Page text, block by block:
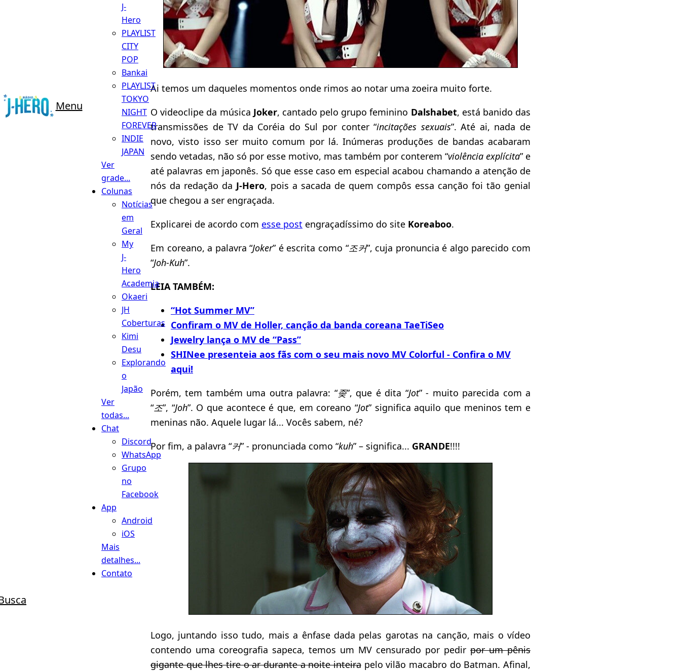
Menu
J-
Hero
PLAYLIST
CITY
POP
Bankai
PLAYLIST
TOKYO
NIGHT
FOREVER
INDIE
JAPAN
Ver
grade...
Colunas
Notícias
em
Geral
My
J-
Hero
Academia
Okaeri
JH
Coberturas
Kimi
Desu
Explorando
o
Japão
Ver
todas...
Chat
Discord
WhatsApp
Grupo
no
Facebook
App
Android
iOS
Mais
detalhes...
Contato
Ai temos um daqueles momentos onde rimos ao notar uma zoeira muito forte.
O videoclipe da música Joker, cantado pelo grupo feminino Dalshabet, está banido das
transmissões de TV da Coréia do Sul por conter “incitações sexuais”. Até ai, nada de
novo, visto isso ser muito comum por lá. Inúmeras produções de bandas acabaram
sendo vetadas, não só por esse motivo, mas também por conterem “violência explícita” e
até palavras em japonês. Só que esse caso em especial acabou chamando a atenção de
nós da redação da J-Hero, pois a sacada de quem compôs essa canção foi tão genial
que chegou a ser engraçada.
Explicarei de acordo com esse post engraçadíssimo do site Koreaboo.
Em coreano, a palavra “Joker” é escrita como “조커”, cuja pronuncia é algo parecido com
“Joh-Ku­h”.
LEIA TAMBÉM:
“Hot Summer MV”
Confiram o MV de Holler, canção da banda coreana TaeTiSeo
Jewelry lança o MV de “Pass”
SHINee presenteia aos fãs com o seu mais novo MV Colorful - Confira o MV
aqui!
Porém, tem também uma outra palavra: “좆”, que é dita “Jot” - muito parecida com a
“조”, “Joh”. O que acontece é que, em coreano “Jot” significa aquilo que meninos tem e
meninas não. Aquele lugar lá... Vocês sabem, né?
Por fim, a palavra “커” - pronunciada como “kuh” – significa... GRANDE!!!!
Logo, juntando isso tudo, mais a ênfase dada pelas garotas na canção, mais o vídeo
contendo uma coreografia sapeca, temos um MV censurado por pedir por um pênis
gigante que lhes tire o ar durante a noite inteira pelo vilão macabro do Batman. Afinal,